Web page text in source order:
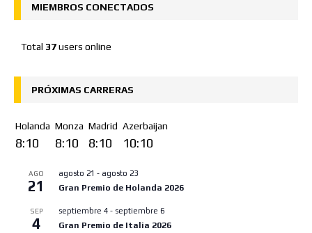
MIEMBROS CONECTADOS
Total 37users online
PRÓXIMAS CARRERAS
Holanda
8:10
Monza
8:10
Madrid
8:10
Azerbaijan
10:10
AGO
21
agosto 21 - agosto 23
Gran Premio de Holanda 2026
SEP
4
septiembre 4 - septiembre 6
Gran Premio de Italia 2026